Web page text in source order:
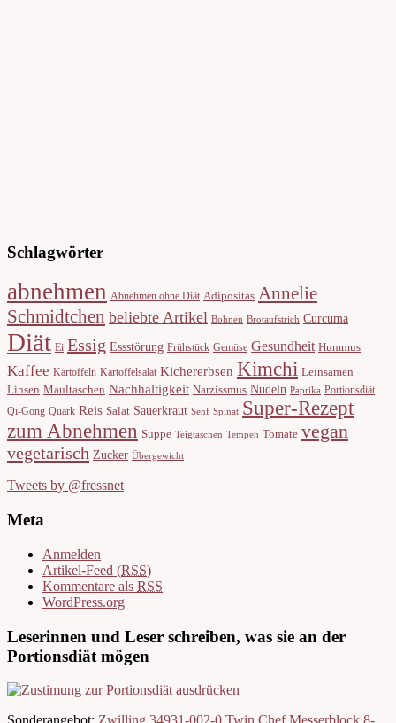
Schlagwörter
abnehmen Abnehmen ohne Diät Adipositas Annelie
Schmidtchen beliebte Artikel Bohnen Brotaufstrich Curcuma
Diät Ei Essig Essstörung Frühstück Gemüse Gesundheit Hummus
Kaffee Kartoffeln Kartoffelsalat Kichererbsen Kimchi Leinsamen
Linsen Maultaschen Nachhaltigkeit Narzissmus Nudeln Paprika Portionsdiät
Qi-Gong Quark Reis Salat Sauerkraut Senf Spinat Super-Rezept
zum Abnehmen Suppe Teigtaschen Tempeh Tomate vegan
vegetarisch Zucker Übergewicht
Tweets by @fressnet
Meta
Anmelden
Artikel-Feed (RSS)
Kommentare als RSS
WordPress.org
Leserinnen und Leser schreiben, was sie an der
Portionsdiät mögen